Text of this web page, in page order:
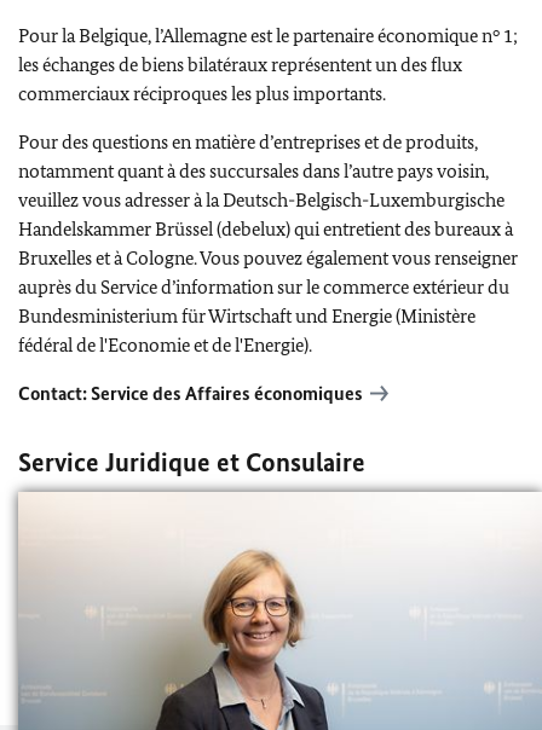
Pour la Belgique, l’Allemagne est le partenaire économique n° 1;
les échanges de biens bilatéraux représentent un des flux
commerciaux réciproques les plus importants.
Pour des questions en matière d’entreprises et de produits,
notamment quant à des succursales dans l’autre pays voisin,
veuillez vous adresser à la Deutsch-Belgisch-Luxemburgische
Handelskammer Brüssel (debelux) qui entretient des bureaux à
Bruxelles et à Cologne. Vous pouvez également vous renseigner
auprès du Service d’information sur le commerce extérieur du
Bundesministerium für Wirtschaft und Energie (Ministère
fédéral de l'Economie et de l'Energie).
Contact: Service des Affaires économiques
Service Juridique et Consulaire